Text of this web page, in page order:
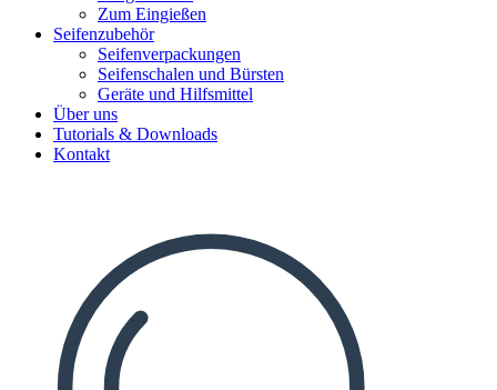
Zum Eingießen
Seifenzubehör
Seifenverpackungen
Seifenschalen und Bürsten
Geräte und Hilfsmittel
Über uns
Tutorials & Downloads
Kontakt